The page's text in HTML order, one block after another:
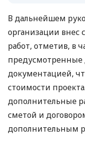
В дальнейшем
организации внес
работ, отметив, в
предусмотренные
документацией,
стоимости
дополнительные
сметой и
дополнительным